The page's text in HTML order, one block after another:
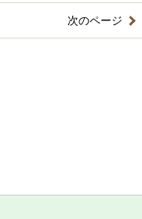
次のページ